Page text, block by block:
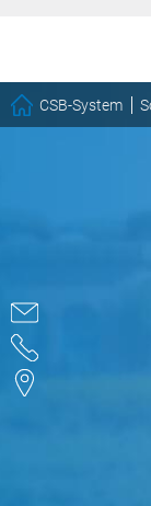
CSB-System